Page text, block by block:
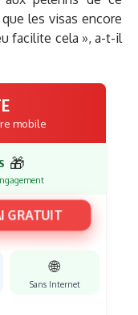
les visas encore
facilite cela », a-t-il
mobile
🎁
GRATUIT
🌐
Sans Internet